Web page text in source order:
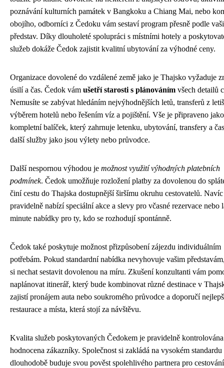
poznávání kulturních památek v Bangkoku a Chiang Mai, nebo
obojího, odborníci z Čedoku vám sestaví program přesně podle
představ. Díky dlouholeté spolupráci s místními hotely a
služeb dokáže Čedok zajistit kvalitní ubytování za výhodné ceny.
Organizace dovolené do vzdálené země jako je Thajsko vyžaduje
úsilí a čas. Čedok vám ušetří starosti s plánováním všech detailů
Nemusíte se zabývat hledáním nejvýhodnějších letů, transferů z
výběrem hotelů nebo řešením víz a pojištění. Vše je připraveno jako
kompletní balíček, který zahrnuje letenku, ubytování, transfery a
další služby jako jsou výlety nebo průvodce.
Další nespornou výhodou je možnost využití výhodných platebních
podmínek. Čedok umožňuje rozložení platby za dovolenou do
činí cestu do Thajska dostupnější širšímu okruhu cestovatelů. Navíc
pravidelně nabízí speciální akce a slevy pro včasné rezervace nebo
minute nabídky pro ty, kdo se rozhodují spontánně.
Čedok také poskytuje možnost přizpůsobení zájezdu individuálním
potřebám. Pokud standardní nabídka nevyhovuje vašim
si nechat sestavit dovolenou na míru. Zkušení konzultanti vám
naplánovat itinerář, který bude kombinovat různé destinace v
zajistí pronájem auta nebo soukromého průvodce a doporučí
restaurace a místa, která stojí za návštěvu.
Kvalita služeb poskytovaných Čedokem je pravidelně
hodnocena zákazníky. Společnost si zakládá na vysokém standardu
dlouhodobě buduje svou pověst spolehlivého partnera pro